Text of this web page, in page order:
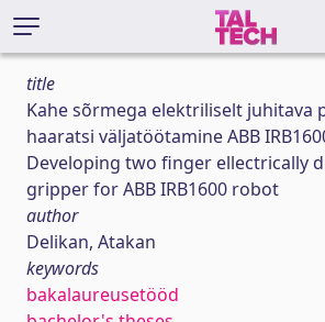
title
Kahe sõrmega elektriliselt juhitava
haaratsi väljatöötamine ABB
Developing two finger ellectrically
gripper for ABB IRB1600 robot
author
Delikan, Atakan
keywords
bakalaureusetööd